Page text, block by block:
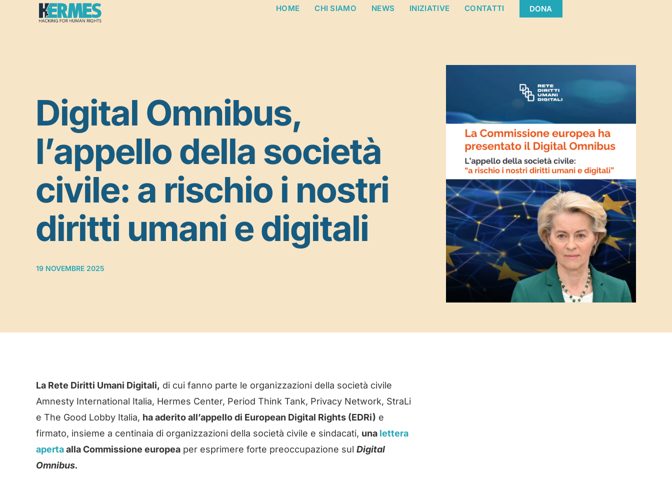
HOME CHI SIAMO NEWS INIZIATIVE CONTATTI DONA
Digital Omnibus,
l’appello della società
civile: a rischio i nostri
diritti umani e digitali
19 NOVEMBRE 2025
La Rete Diritti Umani Digitali, di cui fanno parte le organizzazioni della società civile
Amnesty International Italia, Hermes Center, Period Think Tank, Privacy Network, StraLi
e The Good Lobby Italia, ha aderito all’appello di European Digital Rights (EDRi) e
firmato, insieme a centinaia di organizzazioni della società civile e sindacati, una lettera
apertaalla Commissione europea per esprimere forte preoccupazione sul Digital
Omnibus.